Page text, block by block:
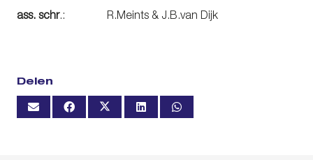
ass. schr.: R.Meints & J.B.van Dijk
Delen